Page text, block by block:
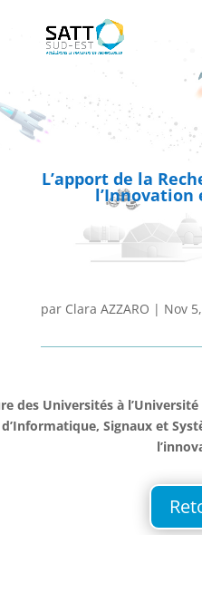
L’apport de la
l’Innovation
par Clara AZZARO | Nov
des Universités à
Signaux et